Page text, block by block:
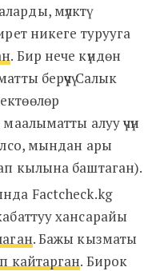
мүлктү
никеге турууга
. Бир нече күндөн
берүүчү Салык
алуу үчүн
мындан ары
кылына баштаган).
Factcheck.kg
хансарайы
. Бажы кызматы
кайтарган. Бирок